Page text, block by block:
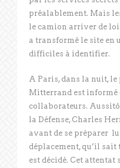
préalablement. Mais
le camion arriver de
a transformé le site en
difficiles à identifier.
A Paris, dans la nuit,
Mitterrand est informé
collaborateurs.
la Défense, Charles
avant de se préparer
déplacement, qu’il
est décidé. Cet